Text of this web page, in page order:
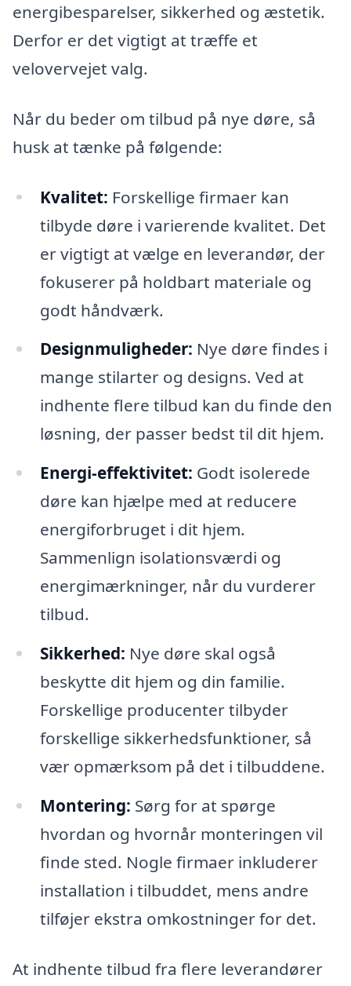
energibesparelser, sikkerhed og æstetik.
Derfor er det vigtigt at træffe et
velovervejet valg.
Når du beder om tilbud på nye døre, så
husk at tænke på følgende:
Kvalitet: Forskellige firmaer kan
tilbyde døre i varierende kvalitet. Det
er vigtigt at vælge en leverandør, der
fokuserer på holdbart materiale og
godt håndværk.
Designmuligheder: Nye døre findes i
mange stilarter og designs. Ved at
indhente flere tilbud kan du finde den
løsning, der passer bedst til dit hjem.
Energi-effektivitet: Godt isolerede
døre kan hjælpe med at reducere
energiforbruget i dit hjem.
Sammenlign isolationsværdi og
energimærkninger, når du vurderer
tilbud.
Sikkerhed: Nye døre skal også
beskytte dit hjem og din familie.
Forskellige producenter tilbyder
forskellige sikkerhedsfunktioner, så
vær opmærksom på det i tilbuddene.
Montering: Sørg for at spørge
hvordan og hvornår monteringen vil
finde sted. Nogle firmaer inkluderer
installation i tilbuddet, mens andre
tilføjer ekstra omkostninger for det.
At indhente tilbud fra flere leverandører